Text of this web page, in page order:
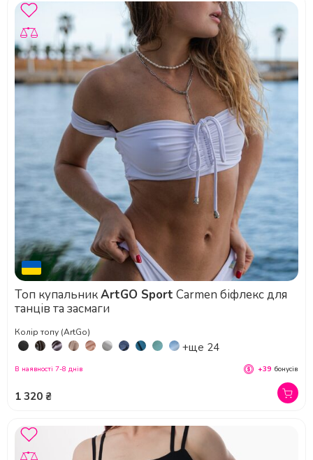
Топ купальникArtGO Sport Carmen біфлекс для
танців та засмаги
Колір топу (ArtGo)
+ще 24
1 320 ₴
В наявності 7-8 днів +39 бонусів